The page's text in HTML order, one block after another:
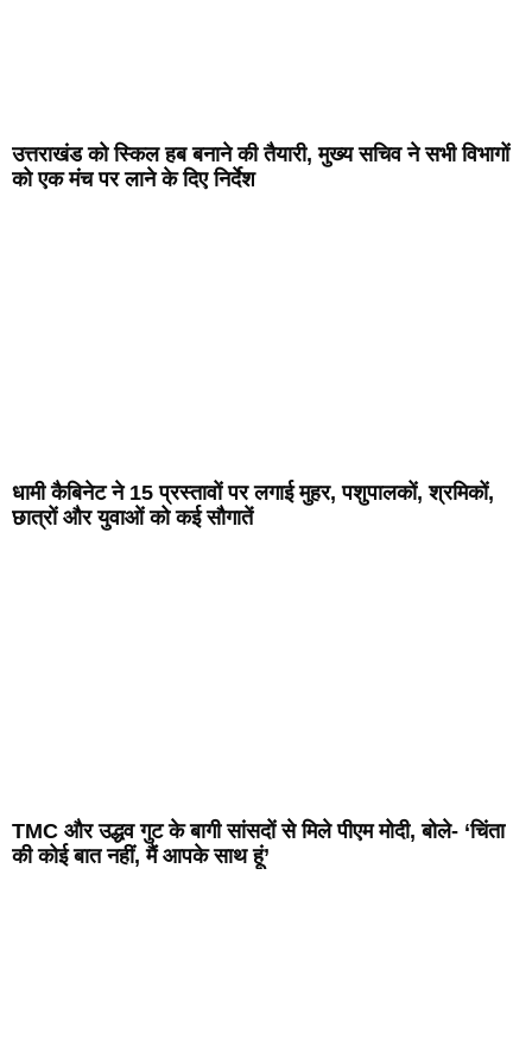
उत्तराखंड को स्किल हब बनाने की तैयारी, मुख्य सचिव ने सभी विभागों
को एक मंच पर लाने के दिए निर्देश
धामी कैबिनेट ने 15 प्रस्तावों पर लगाई मुहर, पशुपालकों, श्रमिकों,
छात्रों और युवाओं को कई सौगातें
TMC और उद्धव गुट के बागी सांसदों से मिले पीएम मोदी, बोले- ‘चिंता
की कोई बात नहीं, मैं आपके साथ हूं’